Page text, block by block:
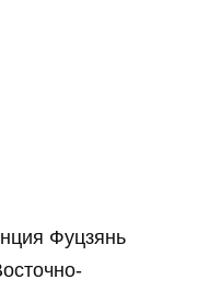
Фуцзянь